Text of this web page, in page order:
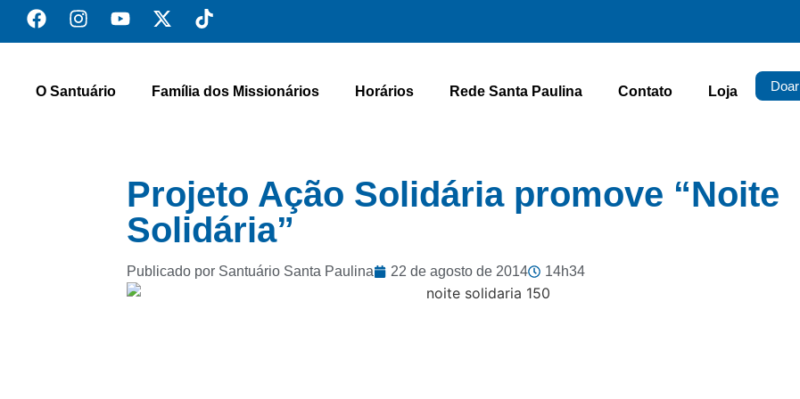
O Santuário Família dos Missionários Horários Rede Santa Paulina Contato Loja Doar
Projeto Ação Solidária promove “Noite
Solidária”
Publicado por Santuário Santa Paulina 22 de agosto de 2014 14h34